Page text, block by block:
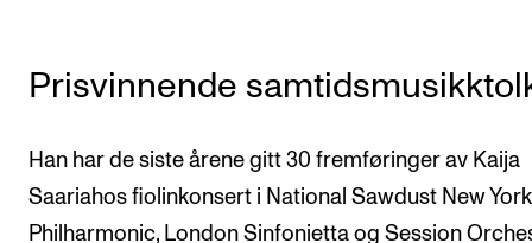
Prisvinnende
Han har de siste årene gitt 30 fremføringer av Kaija
Saariahos fiolinkonsert i National Sawdust New
Philharmonic, London Sinfonietta og Session